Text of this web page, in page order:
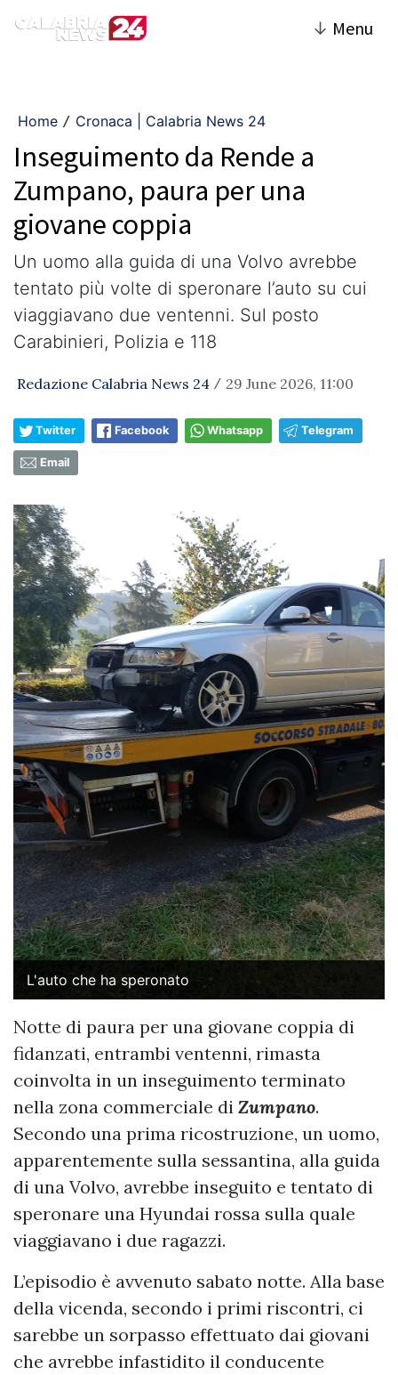
↓ Menu
Home / Cronaca | Calabria News 24
Inseguimento da Rende a
Zumpano, paura per una
giovane coppia
Un uomo alla guida di una Volvo avrebbe
tentato più volte di speronare l’auto su cui
viaggiavano due ventenni. Sul posto
Carabinieri, Polizia e 118
Redazione Calabria News 24 / 29 June 2026, 11:00
Twitter Facebook Whatsapp Telegram
Email
L'auto che ha speronato
Notte di paura per una giovane coppia di
fidanzati, entrambi ventenni, rimasta
coinvolta in un inseguimento terminato
nella zona commerciale di Zumpano.
Secondo una prima ricostruzione, un uomo,
apparentemente sulla sessantina, alla guida
di una Volvo, avrebbe inseguito e tentato di
speronare una Hyundai rossa sulla quale
viaggiavano i due ragazzi.
L’episodio è avvenuto sabato notte. Alla base
della vicenda, secondo i primi riscontri, ci
sarebbe un sorpasso effettuato dai giovani
che avrebbe infastidito il conducente